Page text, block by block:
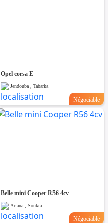
Opel corsa E
Jendouba , Tabarka
Négociable
Belle mini Cooper R56 4cv
Ariana , Soukra
Négociable